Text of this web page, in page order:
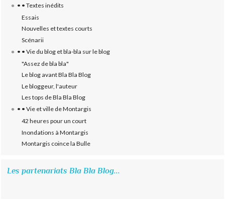
• • Textes inédits
Essais
Nouvelles et textes courts
Scénarii
• • Vie du blog et bla-bla sur le blog
"Assez de bla bla"
Le blog avant Bla Bla Blog
Le bloggeur, l'auteur
Les tops de Bla Bla Blog
• • Vie et ville de Montargis
42 heures pour un court
Inondations à Montargis
Montargis coince la Bulle
Les partenariats Bla Bla Blog...